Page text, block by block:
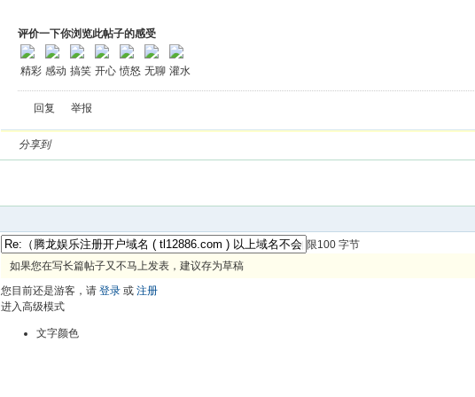
评价一下你浏览此帖子的感受
精彩 感动 搞笑 开心 愤怒 无聊 灌水
回复 举报
分享到
限100 字节
如果您在写长篇帖子又不马上发表，建议存为草稿
您目前还是游客，请 登录 或 注册
进入高级模式
文字颜色